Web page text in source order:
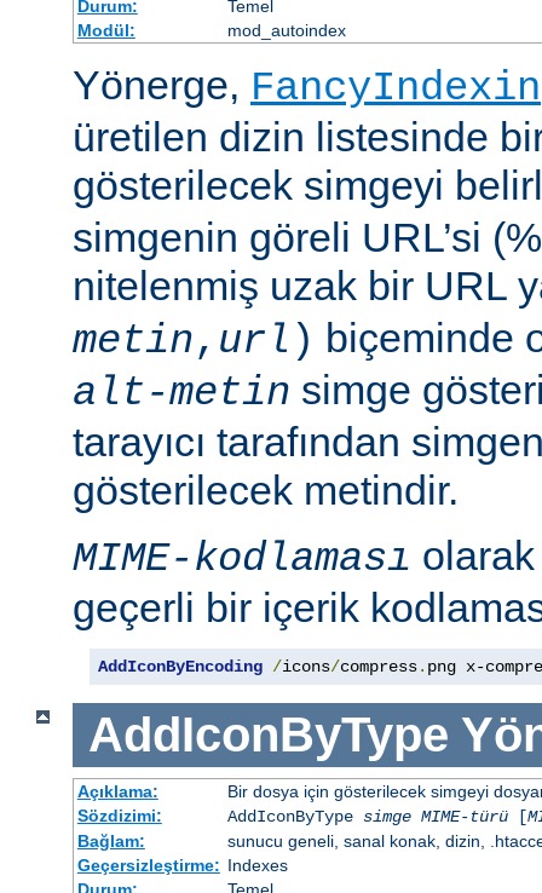
Durum:
Temel
Modül:
mod_autoindex
Yönerge,
üretilen dizin listesinde
gösterilecek simgeyi
simgenin göreli URL’si
nitelenmiş uzak bir URL
metin, url ) biçeminde
alt-metin simge
tarayıcı tarafından
gösterilecek metindir.
MIME-kodlaması
geçerli bir içerik
AddIconByEncoding /icons/compress. png x-
AddIconByType
Açıklama:
Bir dosya için gösterilecek simgeyi
Sözdizimi:
AddIconByType simge MIME-türü[
Bağlam:
sunucu geneli, sanal konak, dizin,
Geçersizleştirme: Indexes
Durum:
Temel